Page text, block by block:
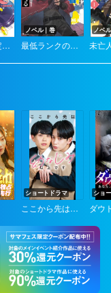
ノベル｜巻
最低ランクの冒険者、勇者少女を育てる～俺って数合わせのおっさんじゃなかったか？～
【電子版限定特典付き】万能魔力の愛され令嬢は、魔法石細工を極めたいっ！
ノベ
ショートドラマ
ここから先は幼なじみ以上です
ショ
ダウ